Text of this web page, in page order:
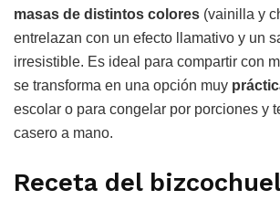
masas de distintos colores (vainilla y
entrelazan con un efecto llamativo y un
irresistible. Es ideal para compartir con
se transforma en una opción muy
escolar o para congelar por porciones y
casero a mano.
Receta del